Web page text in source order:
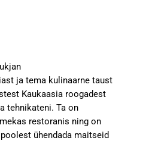
ja tema kulinaarne taust
Kaukaasia roogadest
tehnikateni. Ta on
restoranis ning on
ühendada maitseid